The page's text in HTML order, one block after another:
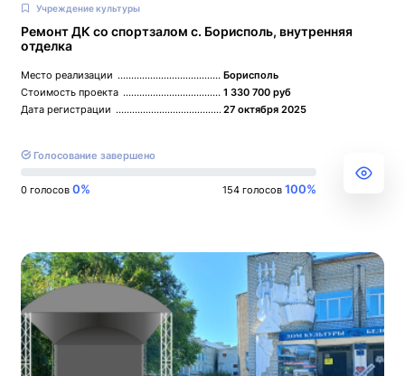
Учреждение культуры
Ремонт ДК со спортзалом с. Борисполь, внутренняя
отделка
Место реализации
Борисполь
Стоимость проекта
1 330 700 руб
Дата регистрации
27 октября 2025
Голосование завершено
0 голосов 0% 154 голосов 100%